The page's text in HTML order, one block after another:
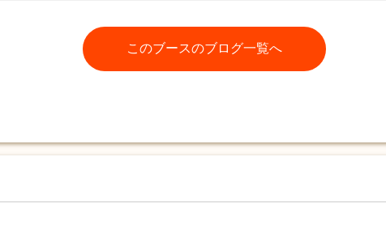
このブースのブログ一覧へ